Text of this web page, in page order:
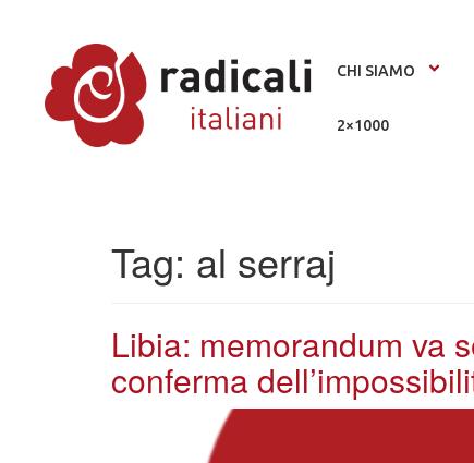
CHI SIAMO
2×1000
Tag: al serraj
Libia: memorandum va
conferma